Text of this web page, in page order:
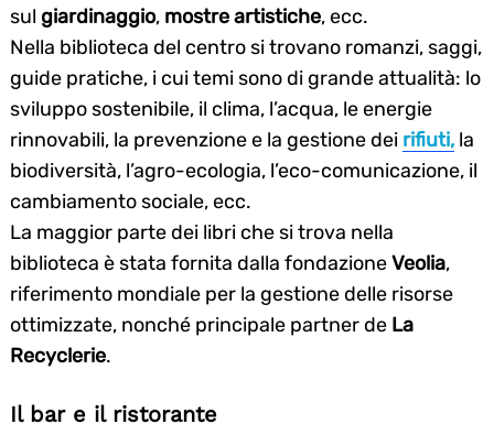
sul giardinaggio, mostre artistiche, ecc.
Nella biblioteca del centro si trovano romanzi, saggi,
guide pratiche, i cui temi sono di grande attualità: lo
sviluppo sostenibile, il clima, l’acqua, le energie
rinnovabili, la prevenzione e la gestione dei rifiuti, la
biodiversità, l’agro-ecologia, l’eco-comunicazione, il
cambiamento sociale, ecc.
La maggior parte dei libri che si trova nella
biblioteca è stata fornita dalla fondazioneVeolia,
riferimento mondiale per la gestione delle risorse
ottimizzate, nonché principale partner de La
Recyclerie.
Il bar e il ristorante